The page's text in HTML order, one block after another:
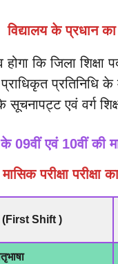
विद्यालय के प्रधान का
होगा कि जिला
प्रतिनिधि के
सूचनापट्ट एवं वर्ग
09वीं एवं 10वीं की
मासिक परीक्षा परीक्षा
(First Shift )